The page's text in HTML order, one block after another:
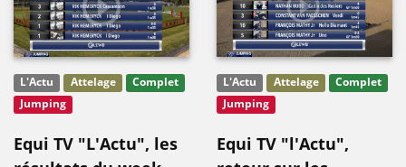
L'Actu Attelage
Complet
Jumping
Equi TV "L'Actu", les
L'Actu Attelage
Complet
Jumping
Equi TV "l'Actu",